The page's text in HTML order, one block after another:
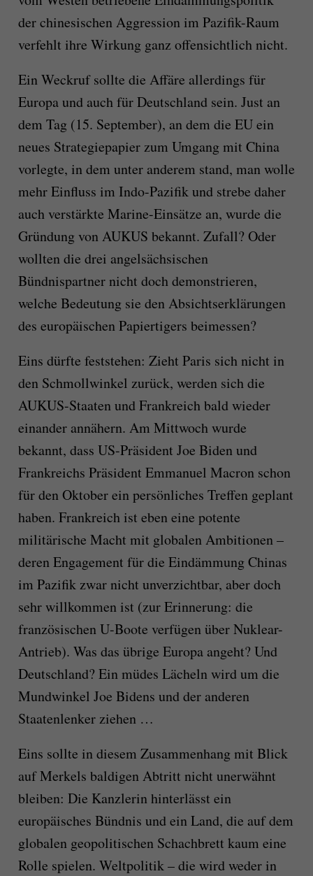
der chinesischen Aggression im Pazifik-Raum
verfehlt ihre Wirkung ganz offensichtlich nicht.
Ein Weckruf sollte die Affäre allerdings für
Europa und auch für Deutschland sein. Just an
dem Tag (15. September), an dem die EU ein
neues Strategiepapier zum Umgang mit China
vorlegte, in dem unter anderem stand, man wolle
mehr Einfluss im Indo-Pazifik und strebe daher
auch verstärkte Marine-Einsätze an, wurde die
Gründung von AUKUS bekannt. Zufall? Oder
wollten die drei angelsächsischen
Bündnispartner nicht doch demonstrieren,
welche Bedeutung sie den Absichtserklärungen
des europäischen Papiertigers beimessen?
Eins dürfte feststehen: Zieht Paris sich nicht in
den Schmollwinkel zurück, werden sich die
AUKUS-Staaten und Frankreich bald wieder
einander annähern. Am Mittwoch wurde
bekannt, dass US-Präsident Joe Biden und
Frankreichs Präsident Emmanuel Macron schon
für den Oktober ein persönliches Treffen geplant
haben. Frankreich ist eben eine potente
militärische Macht mit globalen Ambitionen –
deren Engagement für die Eindämmung Chinas
im Pazifik zwar nicht unverzichtbar, aber doch
sehr willkommen ist (zur Erinnerung: die
französischen U-Boote verfügen über Nuklear-
Antrieb). Was das übrige Europa angeht? Und
Deutschland? Ein müdes Lächeln wird um die
Mundwinkel Joe Bidens und der anderen
Staatenlenker ziehen …
Eins sollte in diesem Zusammenhang mit Blick
auf Merkels baldigen Abtritt nicht unerwähnt
bleiben: Die Kanzlerin hinterlässt ein
europäisches Bündnis und ein Land, die auf dem
globalen geopolitischen Schachbrett kaum eine
Rolle spielen. Weltpolitik – die wird weder in